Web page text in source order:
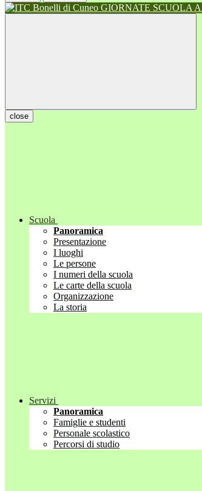
GIORNATE SCUOLA
close
Scuola
Panoramica
Presentazione
I luoghi
Le persone
I numeri della scuola
Le carte della scuola
Organizzazione
La storia
Servizi
Panoramica
Famiglie e studenti
Personale scolastico
Percorsi di studio